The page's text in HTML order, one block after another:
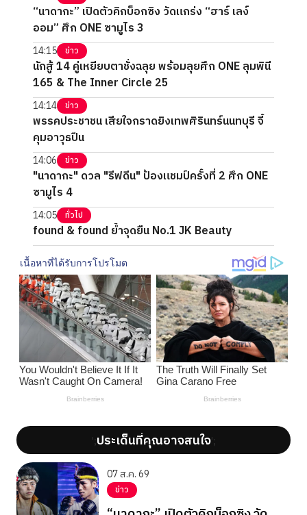
“นาดากะ” เปิดตัวคิกบ็อกซิง วัดแกร่ง “ฮาร์ เลง์
ออม” ศึก ONE ซามูไร 3
14:15 ข่าว
นักสู้ 14 คู่เหยียบตาชั่งฉลุย พร้อมลุยศึก ONE ลุมพินี
165 & The Inner Circle 25
14:14 ข่าว
พรรคประชาชน เสียใจกราดยิงเทพศิรินทร์นนทบุรี จี้
คุมอาวุธปืน
14:06 ข่าว
"นาดากะ" ดวล "รีฟดีน" ป้องแชมป์ครั้งที่ 2 ศึก ONE
ซามูไร 4
14:05 ทั่วไป
found & found ย้ำจุดยืน No.1 JK Beauty
';ประเด็นที่คุณอาจสนใจ';
07 ส.ค. 69
ข่าว